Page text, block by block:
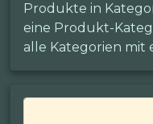
Produkte in
eine Produkt-
alle Kategorien mit